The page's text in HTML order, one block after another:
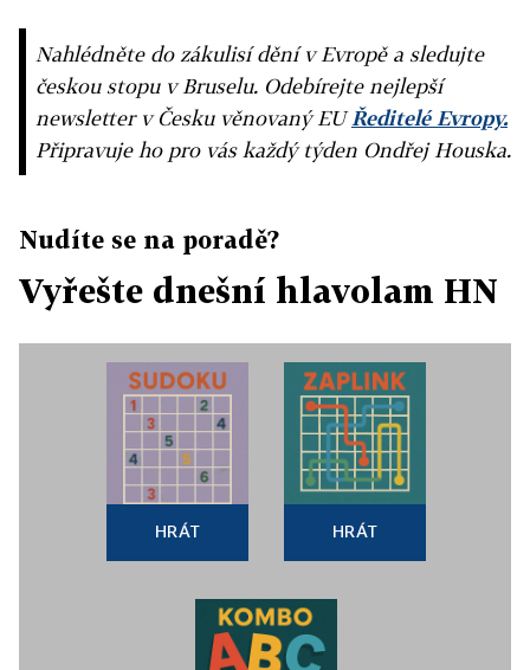
Nahlédněte do zákulisí dění v Evropě a sledujte
českou stopu v Bruselu. Odebírejte nejlepší
newsletter v Česku věnovaný EUŘeditelé Evropy.
Připravuje ho pro vás každý týden Ondřej Houska.
Nudíte se na poradě?
Vyřešte dnešní hlavolam HN
HRÁT HRÁT